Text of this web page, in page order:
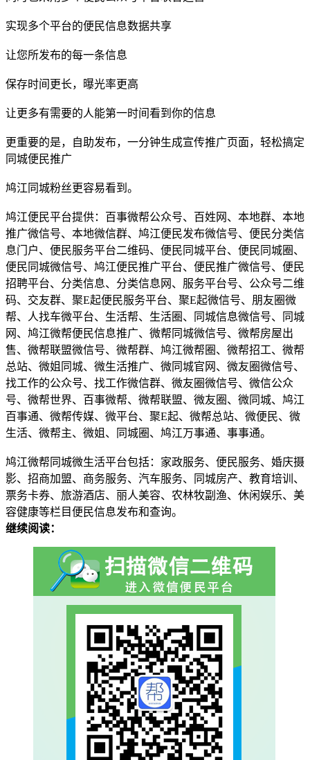
实现多个平台的便民信息数据共享
让您所发布的每一条信息
保存时间更长，曝光率更高
让更多有需要的人能第一时间看到你的信息
更重要的是，自助发布，一分钟生成宣传推广页面，轻松搞定
同城便民推广
鸠江同城粉丝更容易看到。
鸠江便民平台提供：百事微帮公众号、百姓网、本地群、本地
推广微信号、本地微信群、鸠江便民发布微信号、便民分类信
息门户、便民服务平台二维码、便民同城平台、便民同城圈、
便民同城微信号、鸠江便民推广平台、便民推广微信号、便民
招聘平台、分类信息、分类信息网、服务平台号、公众号二维
码、交友群、聚E起便民服务平台、聚E起微信号、朋友圈微
帮、人找车微平台、生活帮、生活圈、同城信息微信号、同城
网、鸠江微帮便民信息推广、微帮同城微信号、微帮房屋出
售、微帮联盟微信号、微帮群、鸠江微帮圈、微帮招工、微帮
总站、微姐同城、微生活推广、微同城官网、微友圈微信号、
找工作的公众号、找工作微信群、微友圈微信号、微信公众
号、微帮世界、百事微帮、微帮联盟、微友圈、微同城、鸠江
百事通、微帮传媒、微平台、聚E起、微帮总站、微便民、微
生活、微帮主、微姐、同城圈、鸠江万事通、事事通。
鸠江微帮同城微生活平台包括：家政服务、便民服务、婚庆摄
影、招商加盟、商务服务、汽车服务、同城房产、教育培训、
票务卡券、旅游酒店、丽人美容、农林牧副渔、休闲娱乐、美
容健康等栏目便民信息发布和查询。
继续阅读：